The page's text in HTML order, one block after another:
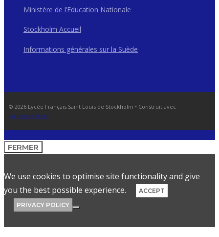
Ministère de l’Education Nationale
Stockholm Accueil
Informations générales sur la Suède
© 2026 Lycée Français Saint Louis de Stockholm • Construit avec
GeneratePress
FERMER
We use cookies to optimise site functionality and give
you the best possible experience.
ACCEPT
PRIVACY POLICY